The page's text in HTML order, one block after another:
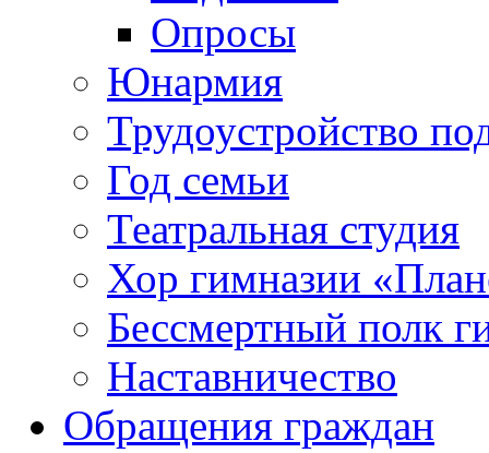
Опросы
Юнармия
Трудоустройство
Год семьи
Театральная студия
Хор гимназии
Бессмертный полк
Наставничество
Обращения граждан